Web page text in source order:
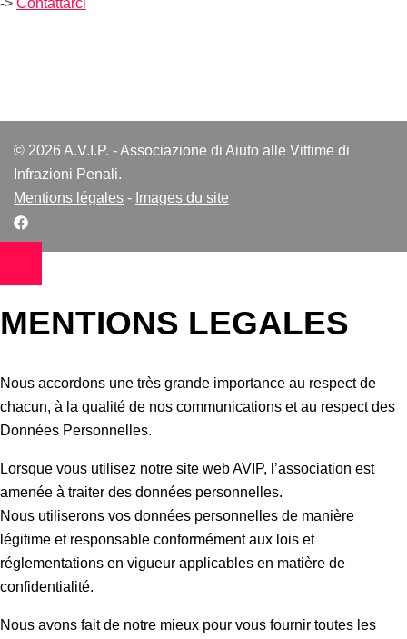
-> Contattarci
© 2026 A.V.I.P. - Associazione di Aiuto alle Vittime di
Infrazioni Penali.
Mentions légales - Images du site
MENTIONS LEGALES
Nous accordons une très grande importance au respect de
chacun, à la qualité de nos communications et au respect des
Données Personnelles.
Lorsque vous utilisez notre site web AVIP, l’association est
amenée à traiter des données personnelles.
Nous utiliserons vos données personnelles de manière
légitime et responsable conformément aux lois et
réglementations en vigueur applicables en matière de
confidentialité.
Nous avons fait de notre mieux pour vous fournir toutes les